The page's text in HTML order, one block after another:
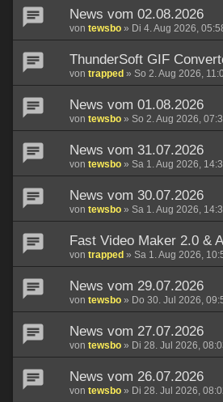
News vom 02.08.2026
von tewsbo » Di 4. Aug 2026,
ThunderSoft GIF
von trapped » So 2. Aug 2026,
News vom 01.08.2026
von tewsbo » So 2. Aug 2026,
News vom 31.07.2026
von tewsbo » Sa 1. Aug 2026,
News vom 30.07.2026
von tewsbo » Sa 1. Aug 2026,
Fast Video Maker 2.0 &
von trapped » Sa 1. Aug 2026,
News vom 29.07.2026
von tewsbo » Do 30. Jul 2026,
News vom 27.07.2026
von tewsbo » Di 28. Jul 2026,
News vom 26.07.2026
von tewsbo » Di 28. Jul 2026,